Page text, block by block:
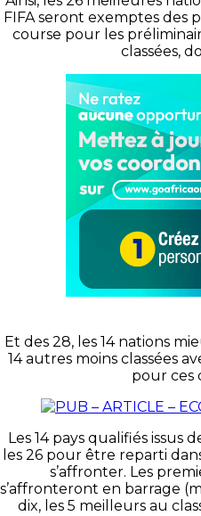
FIFA seront exemptes des
course pour les
classées,
Et des 28, les 14 nations
14 autres moins classées
pour ces
Les 14 pays qualifiés issus
les 26 pour être reparti
s’affronter. Les
s’affronteront en barrage
dix, les 5 meilleurs au